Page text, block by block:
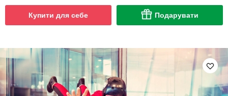
Купити для себе Подарувати